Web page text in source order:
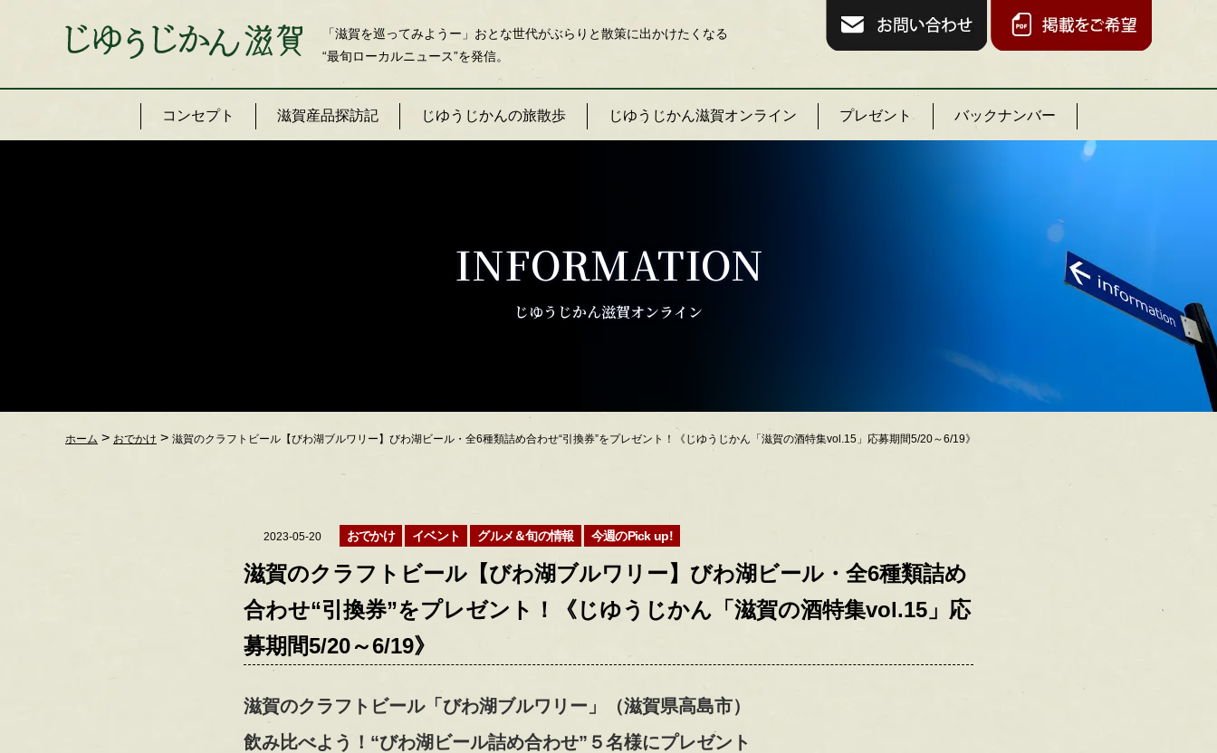
「滋賀を巡ってみようー」おとな世代がぶらりと散策に出かけたくなる
“最旬ローカルニュース”を発信。
コンセプト 滋賀産品探訪記 じゆうじかんの旅散歩 じゆうじかん滋賀オンライン プレゼント バックナンバー
INFORMATION
じゆうじかん滋賀オンライン
ホーム > おでかけ > 滋賀のクラフトビール【びわ湖ブルワリー】びわ湖ビール・全6種類詰め合わせ“引換券”をプレゼント！《じゆうじかん「滋賀の酒特集vol.15」応募期間5/20～6/19》
2023-05-20 おでかけ イベント グルメ＆旬の情報 今週のPick up!
滋賀のクラフトビール【びわ湖ブルワリー】びわ湖ビール・全6種類詰め
合わせ“引換券”をプレゼント！《じゆうじかん「滋賀の酒特集vol.15」応
募期間5/20～6/19》
滋賀のクラフトビール「びわ湖ブルワリー」（滋賀県高島市）
飲み比べよう！“びわ湖ビール詰め合わせ”５名様にプレゼント